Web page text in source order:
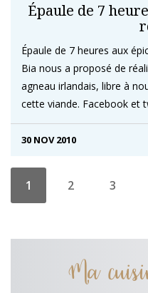
Épaule de 7
Épaule de 7 heures aux
Bia nous a proposé de
agneau irlandais, libre à
cette viande. Facebook et
30 NOV 2010
1 2 3
Ma